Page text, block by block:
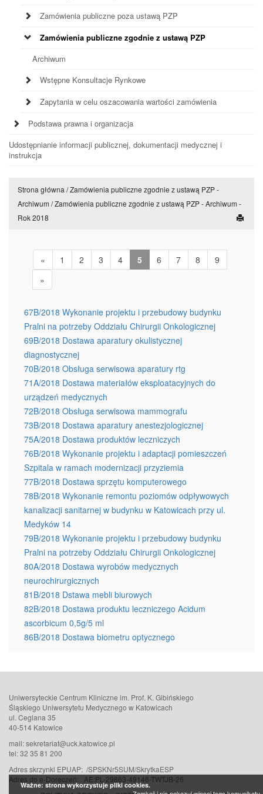
Zamówienia publiczne poza ustawą PZP
Zamówienia publiczne zgodnie z ustawą PZP
Archiwum
Wstępne Konsultacje Rynkowe
Zapytania w celu oszacowania wartości zamówienia
Podstawa prawna i organizacja
Udostępnianie informacji publicznej, dokumentacji medycznej i
instrukcja
Strona główna /Zamówienia publiczne zgodnie z ustawą PZP -
Archiwum /Zamówienia publiczne zgodnie z ustawą PZP - Archiwum -
Rok 2018
« 1 2 3 4 5 6 7 8
9
»
67B/2018 Wykonanie projektu i przebudowy budynku
Pralni na potrzeby Oddziału Chirurgii Onkologicznej
69B/2018 Dostawa aparatury okulistycznej
diagnostycznej
70B/2018 Obsługa serwisowa aparatury rtg
71A/2018 Dostawa materiałów eksploatacyjnych do
urządzeń medycznych
72B/2018 Obsługa serwisowa mammografu
73B/2018 Dostawa aparatury anestezjologicznej
75A/2018 Dostawa produktów leczniczych
76B/2018 Wykonanie projektu i adaptacji pomieszczeń
Szpitala w ramach modernizacji przyziemia
77B/2018 Dostawa sprzętu komputerowego
78B/2018 Wykonanie remontu poziomów odpływowych
kanalizacji sanitarnej w budynku w Katowicach przy ul.
Medyków 14
79B/2018 Wykonanie projektu i przebudowy budynku
Pralni na potrzeby Oddziału Chirurgii Onkologicznej
80A/2018 Dostawa wyrobów medycznych
neurochirurgicznych
81B/2018 Dstawa mebli biurowych
82B/2018 Dostawa produktu leczniczego Acidum
ascorbicum 0,5g/5 ml
86B/2018 Dostawa biometru optycznego
Uniwersyteckie Centrum Kliniczne im. Prof. K. Gibińskiego
Śląskiego Uniwersytetu Medycznego w Katowicach
ul. Ceglana 35
40-514 Katowice
mail: sekretariat@uck.katowice.pl
tel: 32 35 81 200
Adres skrzynki EPUAP: /SPSKNr5SUM/SkrytkaESP
Adres do e-Doręczeń: AE:PL-29863-49146-TWTJB-26
Ważne: strona wykorzystuje pliki cookies.